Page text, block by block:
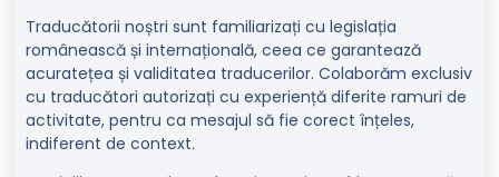
Traducătorii noștri sunt familiarizați cu legislația
românească și internațională, ceea ce garantează
acuratețea și validitatea traducerilor. Colaborăm exclusiv
cu traducători autorizați cu experiență diferite ramuri de
activitate, pentru ca mesajul să fie corect înțeles,
indiferent de context.